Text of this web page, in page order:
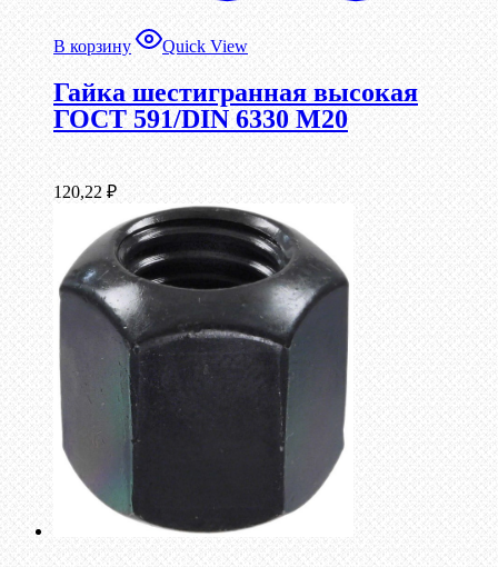
В корзину Quick View
Гайка шестигранная высокая
ГОСТ 591/DIN 6330 М20
120,22 ₽